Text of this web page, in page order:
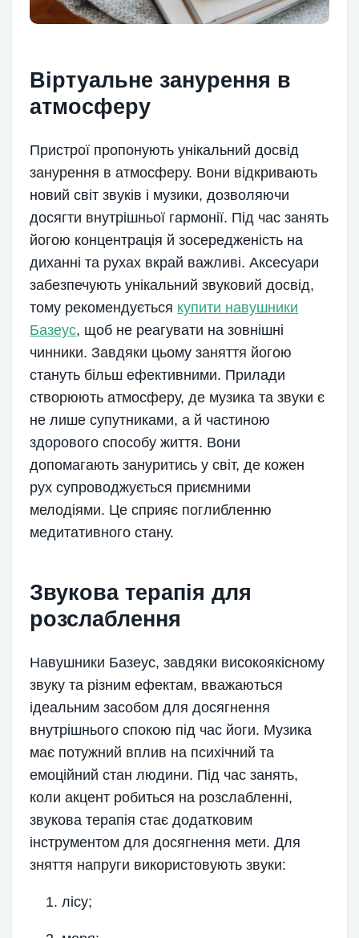
Віртуальне занурення в
атмосферу
Пристрої пропонують унікальний досвід
занурення в атмосферу. Вони відкривають
новий світ звуків і музики, дозволяючи
досягти внутрішньої гармонії. Під час занять
йогою концентрація й зосередженість на
диханні та рухах вкрай важливі. Аксесуари
забезпечують унікальний звуковий досвід,
тому рекомендується купити навушники
Базеус, щоб не реагувати на зовнішні
чинники. Завдяки цьому заняття йогою
стануть більш ефективними. Прилади
створюють атмосферу, де музика та звуки є
не лише супутниками, а й частиною
здорового способу життя. Вони
допомагають зануритись у світ, де кожен
рух супроводжується приємними
мелодіями. Це сприяє поглибленню
медитативного стану.
Звукова терапія для
розслаблення
Навушники Базеус, завдяки високоякісному
звуку та різним ефектам, вважаються
ідеальним засобом для досягнення
внутрішнього спокою під час йоги. Музика
має потужний вплив на психічний та
емоційний стан людини. Під час занять,
коли акцент робиться на розслабленні,
звукова терапія стає додатковим
інструментом для досягнення мети. Для
зняття напруги використовують звуки:
лісу;